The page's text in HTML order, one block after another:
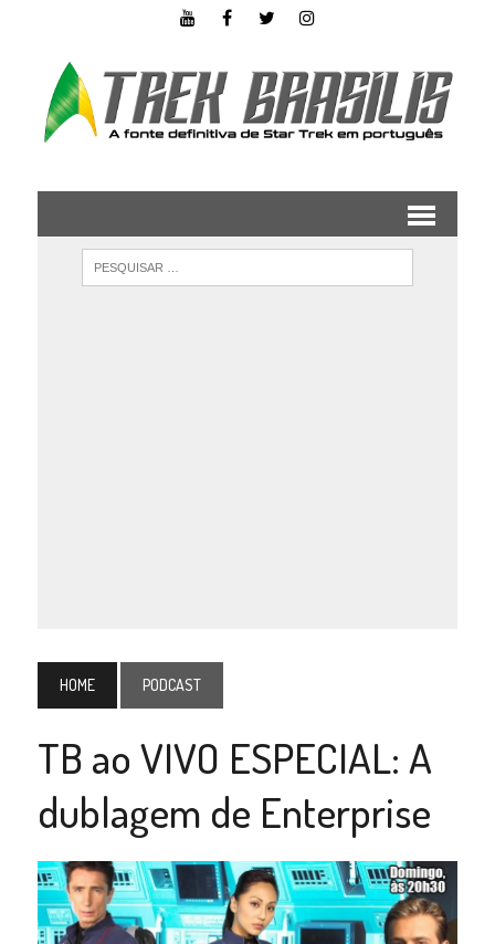
HOME PODCAST
TB ao VIVO ESPECIAL: A
dublagem de Enterprise